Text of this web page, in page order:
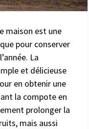
maison est une
pour conserver
La
et délicieuse
en obtenir une
la compote en
prolonger la
mais aussi